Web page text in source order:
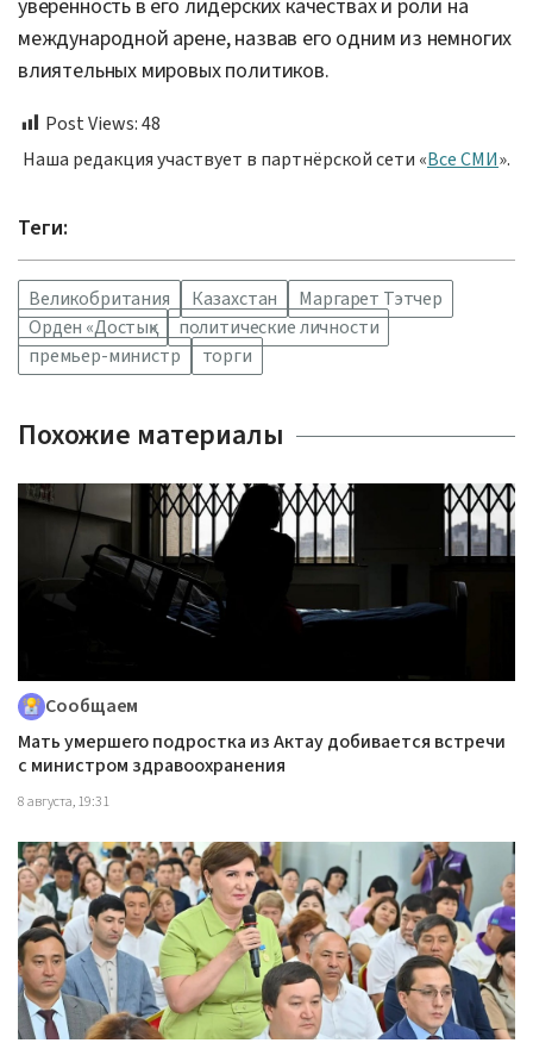
уверенность в его лидерских качествах и роли на
международной арене, назвав его одним из немногих
влиятельных мировых политиков.
Post Views:48
Наша редакция участвует в партнёрской сети «Все СМИ».
Теги:
Великобритания Казахстан
Маргарет Тэтчер
Орден «Достық»
политические личности
премьер-министр
торги
Похожие материалы
Сообщаем
Мать умершего подростка из Актау добивается встречи
с министром здравоохранения
8 августа, 19:31